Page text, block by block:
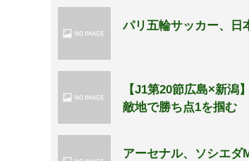
パリ五輪サッカー、日
【J1第20節広島×新
敵地で勝ち点1を掴む
アーセナル、ソシエダ